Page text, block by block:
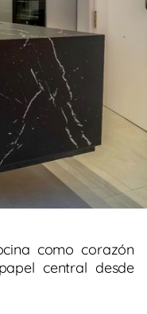
como corazón
central desde